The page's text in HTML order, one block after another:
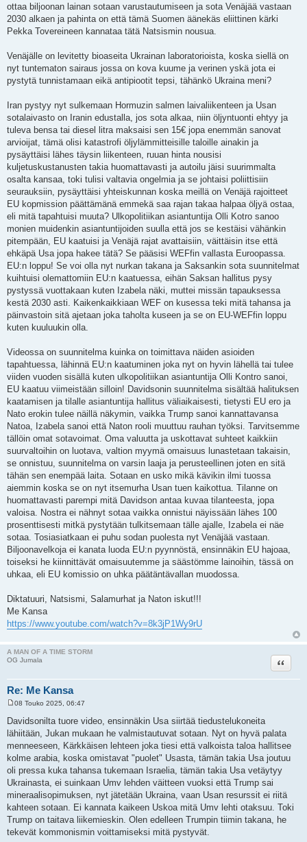
ottaa biljoonan lainan sotaan varustautumiseen ja sota Venäjää vastaan
2030 alkaen ja pahinta on että tämä Suomen äänekäs eliittinen kärki
Pekka Tovereineen kannataa tätä Natsismin nousua.
Venäjälle on levitetty bioaseita Ukrainan laboratorioista, koska siellä on
nyt tuntematon sairaus jossa on kova kuume ja verinen yskä jota ei
pystytä tunnistamaan eikä antipiootit tepsi, tähänkö Ukraina meni?
Iran pystyy nyt sulkemaan Hormuzin salmen laivaliikenteen ja Usan
sotalaivasto on Iranin edustalla, jos sota alkaa, niin öljyntuonti ehtyy ja
tuleva bensa tai diesel litra maksaisi sen 15€ jopa enemmän sanovat
arvioijat, tämä olisi katastrofi öljylämmitteisille taloille ainakin ja
pysäyttäisi lähes täysin liikenteen, ruuan hinta nousisi
kuljetuskustanusten takia huomattavasti ja autoilu jäisi suurimmalta
osalta kansaa, toki tulisi valtavia ongelmia ja se johtaisi poliittisiin
seurauksiin, pysäyttäisi yhteiskunnan koska meillä on Venäjä rajoitteet
EU kopmission päättämänä emmekä saa rajan takaa halpaa öljyä ostaa,
eli mitä tapahtuisi muuta? Ulkopolitiikan asiantuntija Olli Kotro sanoo
monien muidenkin asiantuntijoiden suulla että jos se kestäisi vähänkin
pitempään, EU kaatuisi ja Venäjä rajat avattaisiin, väittäisin itse että
ehkäpä Usa jopa hakee tätä? Se pääsisi WEFfin vallasta Euroopassa.
EU:n loppu! Se voi olla nyt nurkan takana ja Saksankin sota suunnitelmat
kuihtuisi olemattomiin EU:n kaatuessa, eihän Saksan hallitus pysy
pystyssä vuottakaan kuten Izabela näki, muttei missän tapauksessa
kestä 2030 asti. Kaikenkaikkiaan WEF on kusessa teki mitä tahansa ja
päinvastoin sitä ajetaan joka taholta kuseen ja se on EU-WEFfin loppu
kuten kuuluukin olla.
Videossa on suunnitelma kuinka on toimittava näiden asioiden
tapahtuessa, lähinnä EU:n kaatuminen joka nyt on hyvin lähellä tai tulee
viiden vuoden sisällä kuten ulkopolitiikan asiantuntija Olli Kontro sanoi,
EU kaatuu viimeistään silloin! Davidsonin suunnitelma sisältää halituksen
kaatamisen ja tilalle asiantuntija hallitus väliaikaisesti, tietysti EU ero ja
Nato erokin tulee näillä näkymin, vaikka Trump sanoi kannattavansa
Natoa, Izabela sanoi että Naton rooli muuttuu rauhan työksi. Tarvitsemme
tällöin omat sotavoimat. Oma valuutta ja uskottavat suhteet kaikkiin
suurvaltoihin on luotava, valtion myymä omaisuus lunastetaan takaisin,
se onnistuu, suunnitelma on varsin laaja ja perusteellinen joten en sitä
tähän sen enempää laita. Sotaan en usko mikä kävikin ilmi tuossa
aiemmin koska se on nyt itsemurha Usan tuen kaikottua. Tilanne on
huomattavasti parempi mitä Davidson antaa kuvaa tilanteesta, jopa
valoisa. Nostra ei nähnyt sotaa vaikka onnistui näyissään lähes 100
prosenttisesti mitkä pystytään tulkitsemaan tälle ajalle, Izabela ei näe
sotaa. Tosiasiatkaan ei puhu sodan puolesta nyt Venäjää vastaan.
Biljoonavelkoja ei kanata luoda EU:n pyynnöstä, ensinnäkin EU hajoaa,
toiseksi he kiinnittävät omaisuutemme ja säästömme lainoihin, tässä on
uhkaa, eli EU komissio on uhka päätäntävallan muodossa.
Diktatuuri, Natsismi, Salamurhat ja Naton iskut!!!
Me Kansa
https://www.youtube.com/watch?v=8k3jP1Wy9rU
A MAN OF A TIME STORM
OG Jumala
Re: Me Kansa
Lainaa
e
s
i
08 Touko 2025, 06:47
Davidsonilta tuore video, ensinnäkin Usa siirtää tiedustelukoneita
lähiitään, Jukan mukaan he valmistautuvat sotaan. Nyt on hyvä palata
menneeseen, Kärkkäisen lehteen joka tiesi että valkoista taloa hallitsee
kolme arabia, koska omistavat "puolet" Usasta, tämän takia Usa joutuu
oli pressa kuka tahansa tukemaan Israelia, tämän takia Usa vetäytyy
Ukrainasta, ei suinkaan Umv lehden väitteen vuoksi että Trump sai
mineraalisopimuksen, nyt jätetään Ukraina, vaan Usan resurssit ei riitä
kahteen sotaan. Ei kannata kaikeen Uskoa mitä Umv lehti otaksuu. Toki
Trump on taitava liikemieskin. Olen edelleen Trumpin tiimin takana, he
tekevät kommonismin voittamiseksi mitä pystyvät.